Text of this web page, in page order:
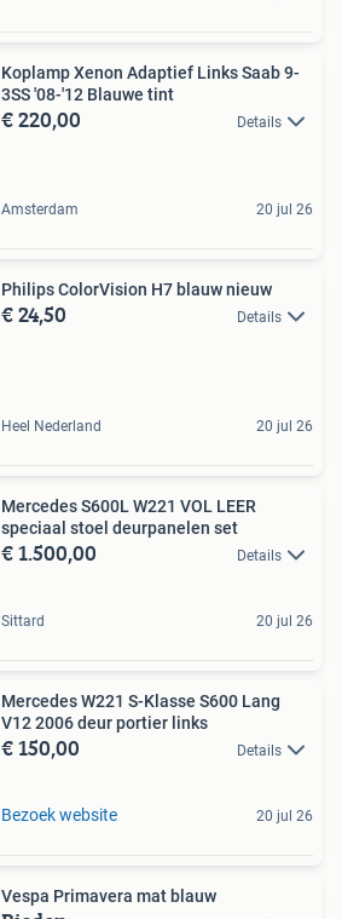
Koplamp Xenon Adaptief Links Saab 9-
3SS '08-'12 Blauwe tint
€ 220,00 Details
Amsterdam 20 jul 26
Philips ColorVision H7 blauw nieuw
€ 24,50 Details
Heel Nederland 20 jul 26
Mercedes S600L W221 VOL LEER
speciaal stoel deurpanelen set
€ 1.500,00 Details
Sittard 20 jul 26
Mercedes W221 S-Klasse S600 Lang
V12 2006 deur portier links
€ 150,00 Details
Bezoek website 20 jul 26
Vespa Primavera mat blauw